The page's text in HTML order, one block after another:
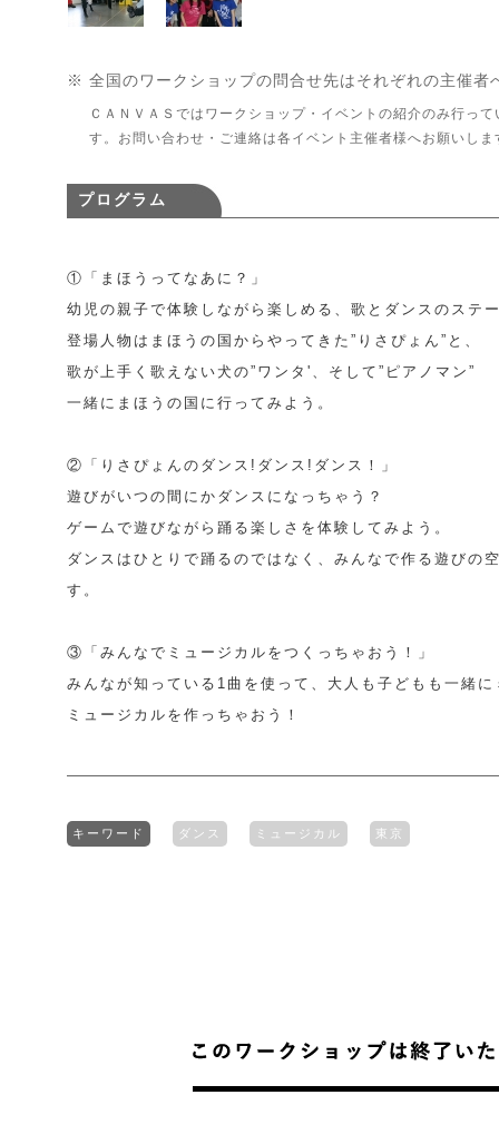
※ 全国のワークショップの問合せ先はそれぞれの主催者
ＣＡＮＶＡＳではワークショップ・イベントの紹介のみ行って
す。お問い合わせ・ご連絡は各イベント主催者様へお願いしま
プログラム
①「まほうってなあに？」
幼児の親子で体験しながら楽しめる、歌とダンスのステ
登場人物はまほうの国からやってきた”りさぴょん”と、
歌が上手く歌えない犬の”ワンタ'、そして”ピアノマン”
一緒にまほうの国に行ってみよう。
②「りさぴょんのダンス!ダンス!ダンス！」
遊びがいつの間にかダンスになっちゃう？
ゲームで遊びながら踊る楽しさを体験してみよう。
ダンスはひとりで踊るのではなく、みんなで作る遊びの
す。
③「みんなでミュージカルをつくっちゃおう！」
みんなが知っている1曲を使って、大人も子どもも一緒に
ミュージカルを作っちゃおう！
キーワード ダンス ミュージカル 東京